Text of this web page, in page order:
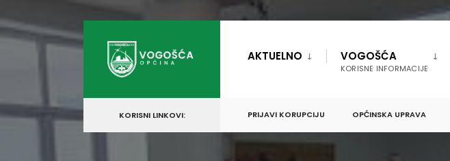
content
AKTUELNO VOGOŠĆA
KORISNE INFORMACIJE
KORISNI LINKOVI: PRIJAVI KORUPCIJU OPĆINSKA UPRAVA